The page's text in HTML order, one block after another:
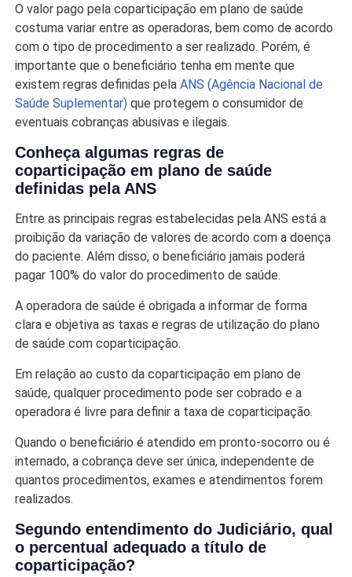
O valor pago pela coparticipação em plano de saúde
costuma variar entre as operadoras, bem como de acordo
com o tipo de procedimento a ser realizado. Porém, é
importante que o beneficiário tenha em mente que
existem regras definidas pelaANS (Agência Nacional de
Saúde Suplementar) que protegem o consumidor de
eventuais cobranças abusivas e ilegais.
Conheça algumas regras de
coparticipação em plano de saúde
definidas pela ANS
Entre as principais regras estabelecidas pela ANS está a
proibição da variação de valores de acordo com a doença
do paciente. Além disso, o beneficiário jamais poderá
pagar 100% do valor do procedimento de saúde.
A operadora de saúde é obrigada a informar de forma
clara e objetiva as taxas e regras de utilização do plano
de saúde com coparticipação.
Em relação ao custo da coparticipação em plano de
saúde, qualquer procedimento pode ser cobrado e a
operadora é livre para definir a taxa de coparticipação.
Quando o beneficiário é atendido em pronto-socorro ou é
internado, a cobrança deve ser única, independente de
quantos procedimentos, exames e atendimentos forem
realizados.
Segundo entendimento do Judiciário, qual
o percentual adequado a título de
coparticipação?